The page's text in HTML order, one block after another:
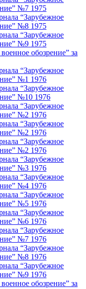
№7 1975
“Зарубежное
№8 1975
“Зарубежное
№9 1975
обозрение” за
“Зарубежное
№1 1976
“Зарубежное
№10 1976
“Зарубежное
№2 1976
“Зарубежное
№2 1976
“Зарубежное
№2 1976
“Зарубежное
№3 1976
“Зарубежное
№4 1976
“Зарубежное
№5 1976
“Зарубежное
№6 1976
“Зарубежное
№7 1976
“Зарубежное
№8 1976
“Зарубежное
№9 1976
обозрение” за